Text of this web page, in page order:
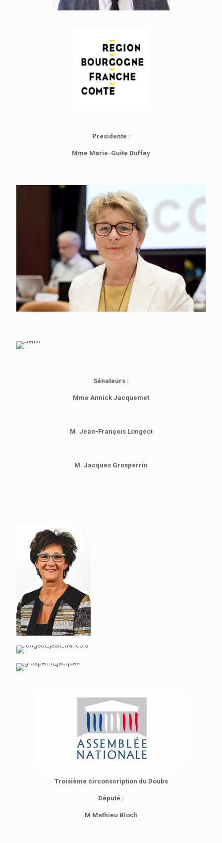
Presidente :
Mme Marie-Guite Duffay
Sénateurs :
Mme Annick Jacquemet
M. Jean-François Longeot
M. Jacques Grosperrin
Troisième circonscription du Doubs
Député :
M Mathieu Bloch